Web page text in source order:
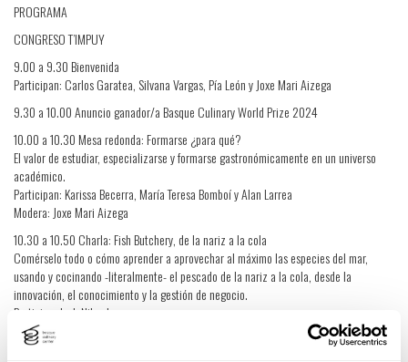
PROGRAMA
CONGRESO T’IMPUY
9.00 a 9.30 Bienvenida
Participan: Carlos Garatea, Silvana Vargas, Pía León y Joxe Mari Aizega
9.30 a 10.00 Anuncio ganador/a Basque Culinary World Prize 2024
10.00 a 10.30 Mesa redonda: Formarse ¿para qué?
El valor de estudiar, especializarse y formarse gastronómicamente en un universo
académico.
Participan: Karissa Becerra, María Teresa Bomboí y Alan Larrea
Modera: Joxe Mari Aizega
10.30 a 10.50 Charla: Fish Butchery, de la nariz a la cola
Comérselo todo o cómo aprender a aprovechar al máximo las especies del mar,
usando y cocinando -literalmente- el pescado de la nariz a la cola, desde la
innovación, el conocimiento y la gestión de negocio.
Participa: Josh Niland
Modera: Arlette Eulert